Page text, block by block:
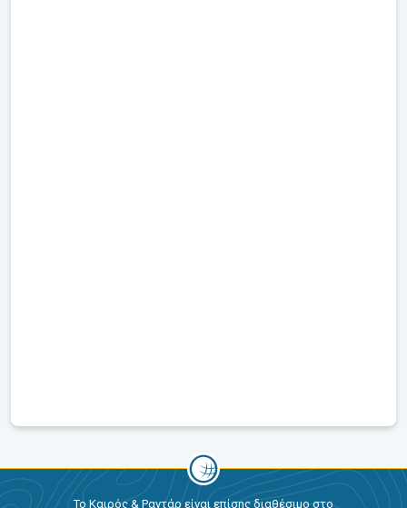
Το Καιρός & Ραντάρ είναι επίσης διαθέσιμο στο